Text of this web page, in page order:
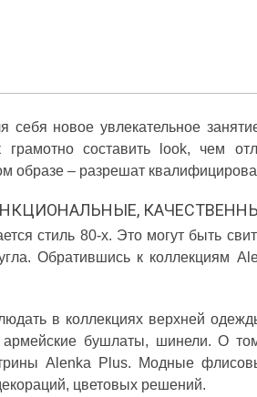
себя новое увлекательное
грамотно составить look, чем
образе – разрешат
стиль 80-х. Это могут быть
Обратившись к коллекциям
в коллекциях верхней
армейские бушлаты, шинели. О
Alenka Plus. Модные
цветовых решений.